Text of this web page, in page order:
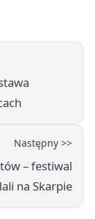
Następny >>
– festiwal
na Skarpie